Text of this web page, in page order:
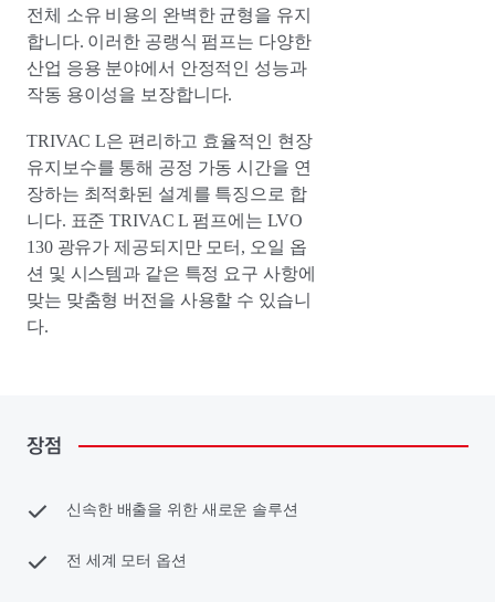
전체 소유 비용의 완벽한 균형을 유지
합니다. 이러한 공랭식 펌프는 다양한
산업 응용 분야에서 안정적인 성능과
작동 용이성을 보장합니다.
TRIVAC L은 편리하고 효율적인 현장
유지보수를 통해 공정 가동 시간을 연
장하는 최적화된 설계를 특징으로 합
니다. 표준 TRIVAC L 펌프에는 LVO
130 광유가 제공되지만 모터, 오일 옵
션 및 시스템과 같은 특정 요구 사항에
맞는 맞춤형 버전을 사용할 수 있습니
다.
장점
신속한 배출을 위한 새로운 솔루션
전 세계 모터 옵션